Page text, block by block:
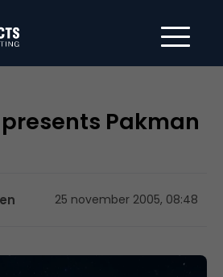
Pakman
25 november 2005, 08:48